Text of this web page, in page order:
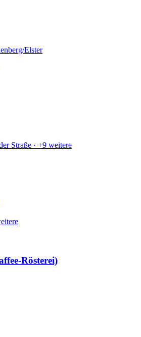
Elster
Straße · +9 weitere
Rösterei)